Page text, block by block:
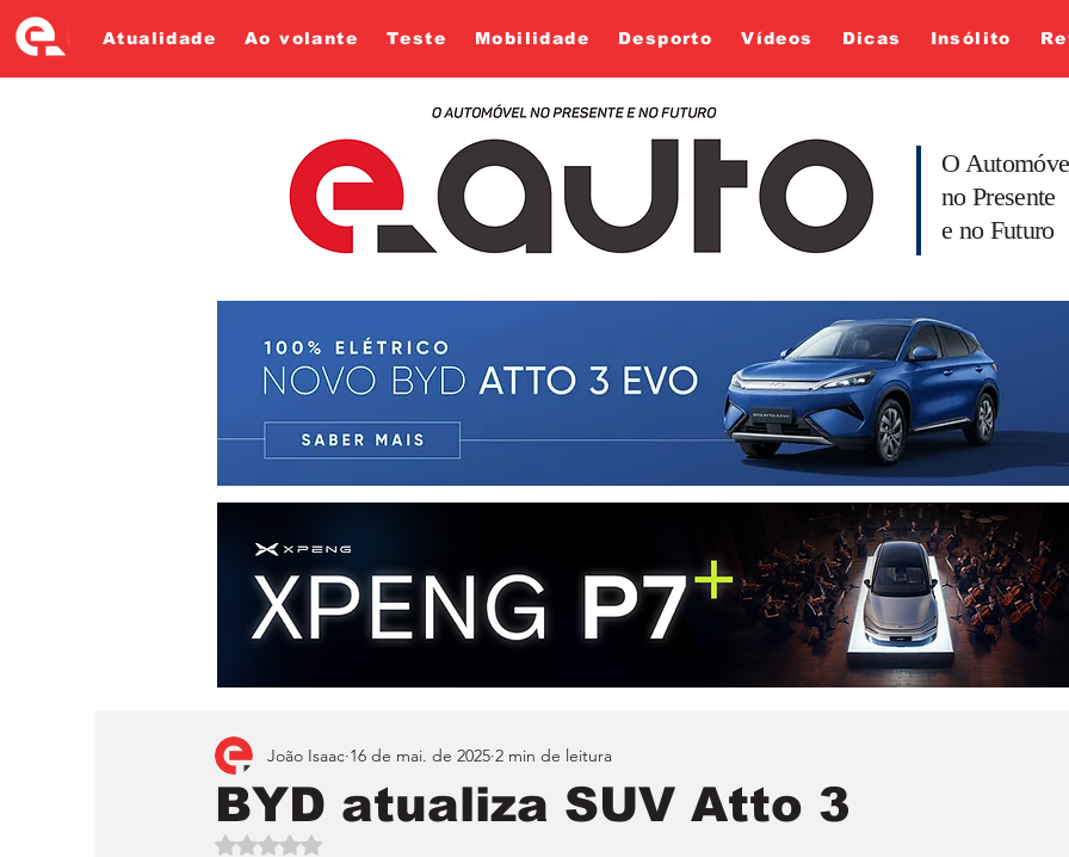
Atualidade Ao volante Teste Mobilidade Desporto Vídeos Dicas Insólito
O
no Presente
e no Futuro
BYD atualiza SUV Atto 3
João Isaac 16 de mai. de 2025 2 min de leitura
Avaliado com NaN de 5 estrelas.